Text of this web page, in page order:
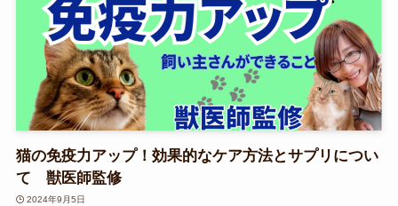
猫の免疫力アップ！効果的なケア方法とサプリについ
て 獣医師監修
2024年9月5日